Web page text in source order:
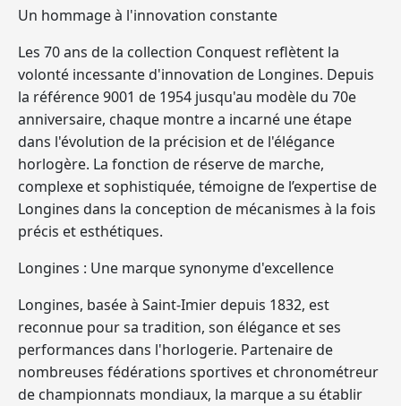
Un hommage à l'innovation constante
Les 70 ans de la collection Conquest reflètent la
volonté incessante d'innovation de Longines. Depuis
la référence 9001 de 1954 jusqu'au modèle du 70e
anniversaire, chaque montre a incarné une étape
dans l'évolution de la précision et de l'élégance
horlogère. La fonction de réserve de marche,
complexe et sophistiquée, témoigne de l’expertise de
Longines dans la conception de mécanismes à la fois
précis et esthétiques.
Longines : Une marque synonyme d'excellence
Longines, basée à Saint-Imier depuis 1832, est
reconnue pour sa tradition, son élégance et ses
performances dans l'horlogerie. Partenaire de
nombreuses fédérations sportives et chronométreur
de championnats mondiaux, la marque a su établir